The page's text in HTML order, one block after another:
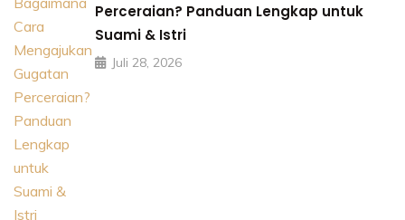
Perceraian? Panduan Lengkap untuk
Suami & Istri
Juli 28, 2026